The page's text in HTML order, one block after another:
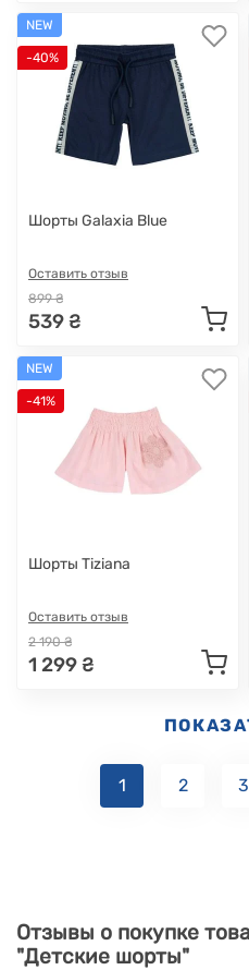
NEW
-40%
Шорты Galaxia Blue
Оставить отзыв
899 ₴
539 ₴
NEW
-41%
Шорты Tiziana
Оставить отзыв
2 190 ₴
1 299 ₴
1 2 3
Отзывы о покупке
"Детские шорты"